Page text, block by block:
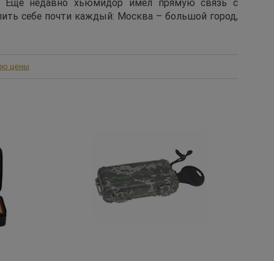
недавно хьюмидор имел прямую связь с
себе почти каждый: Москва – большой город,
цены